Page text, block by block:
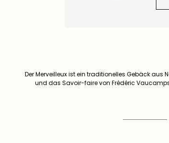
Der Merveilleux ist ein traditionelles Gebäck
und das Savoir-faire von Frédéric